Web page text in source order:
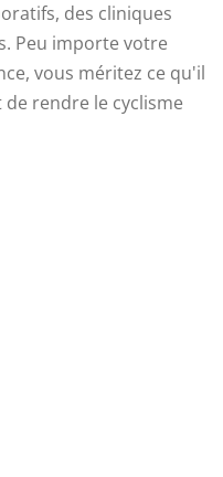
des cliniques
Peu importe votre
vous méritez ce qu'il
rendre le cyclisme